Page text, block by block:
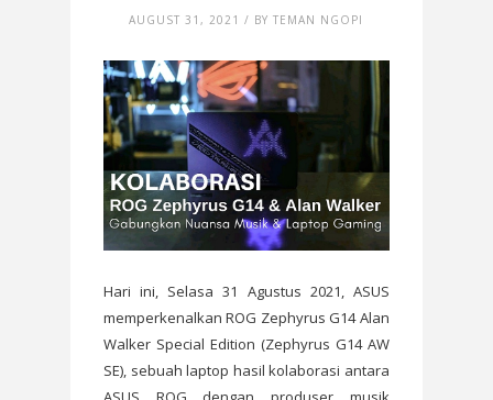
AUGUST 31, 2021 / BY TEMAN NGOPI
Hari ini, Selasa 31 Agustus 2021, ASUS
memperkenalkan ROG Zephyrus G14 Alan
Walker Special Edition (Zephyrus G14 AW
SE), sebuah laptop hasil kolaborasi antara